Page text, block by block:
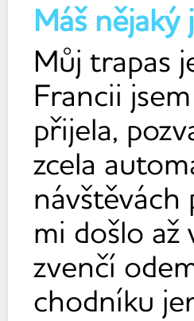
Máš nějaký
Můj trapas
Francii
přijela,
zcela
návštěvách
mi došlo až
zvenčí
chodníku